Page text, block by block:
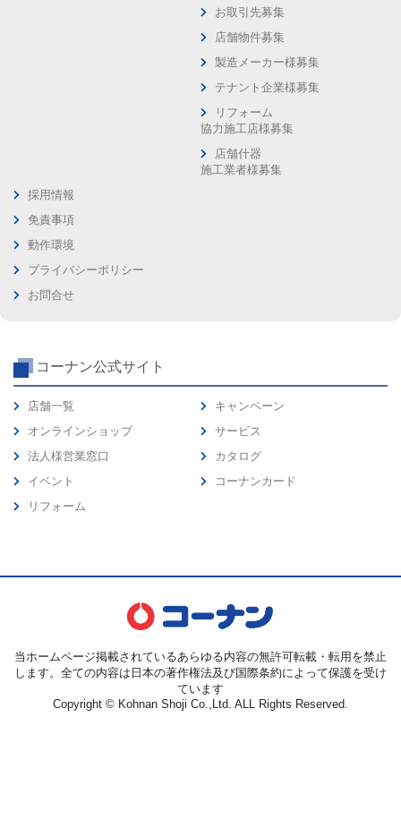
お取引先募集
店舗物件募集
製造メーカー様募集
テナント企業様募集
リフォーム
協力施工店様募集
店舗什器
施工業者様募集
採用情報
免責事項
動作環境
プライバシーポリシー
お問合せ
コーナン公式サイト
店舗一覧
オンラインショップ
法人様営業窓口
イベント
リフォーム
キャンペーン
サービス
カタログ
コーナンカード
当ホームページ掲載されているあらゆる内容の無許可転載・転用を禁止
します。全ての内容は日本の著作権法及び国際条約によって保護を受け
ています
Copyright © Kohnan Shoji Co.,Ltd. ALL Rights Reserved.